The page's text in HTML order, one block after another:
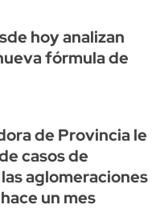
hoy analizan
fórmula de
de Provincia le
casos de
aglomeraciones
un mes